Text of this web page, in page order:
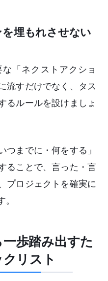
埋もれさせない
「ネクストアクショ
流すだけでなく、タス
るルールを設けましょ
つまでに・何をする」
ることで、言った・言
プロジェクトを確実に
歩踏み出すた
リスト